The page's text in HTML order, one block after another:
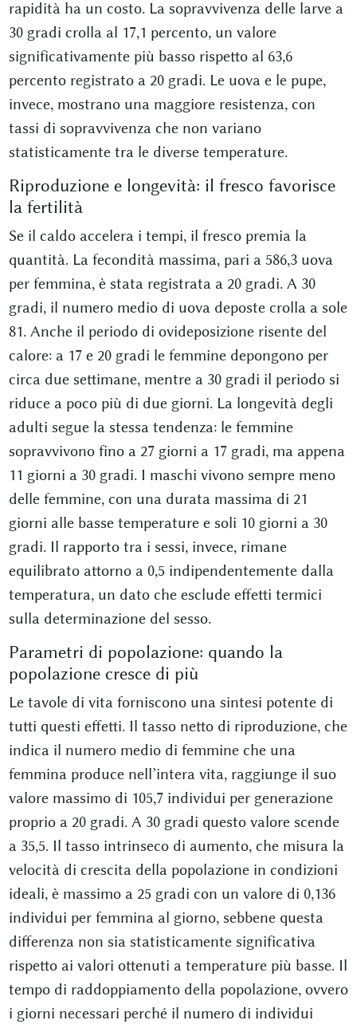
rapidità ha un costo. La sopravvivenza delle larve a
30 gradi crolla al 17,1 percento, un valore
significativamente più basso rispetto al 63,6
percento registrato a 20 gradi. Le uova e le pupe,
invece, mostrano una maggiore resistenza, con
tassi di sopravvivenza che non variano
statisticamente tra le diverse temperature.
Riproduzione e longevità: il fresco favorisce
la fertilità
Se il caldo accelera i tempi, il fresco premia la
quantità. La fecondità massima, pari a 586,3 uova
per femmina, è stata registrata a 20 gradi. A 30
gradi, il numero medio di uova deposte crolla a sole
81. Anche il periodo di ovideposizione risente del
calore: a 17 e 20 gradi le femmine depongono per
circa due settimane, mentre a 30 gradi il periodo si
riduce a poco più di due giorni. La longevità degli
adulti segue la stessa tendenza: le femmine
sopravvivono fino a 27 giorni a 17 gradi, ma appena
11 giorni a 30 gradi. I maschi vivono sempre meno
delle femmine, con una durata massima di 21
giorni alle basse temperature e soli 10 giorni a 30
gradi. Il rapporto tra i sessi, invece, rimane
equilibrato attorno a 0,5 indipendentemente dalla
temperatura, un dato che esclude effetti termici
sulla determinazione del sesso.
Parametri di popolazione: quando la
popolazione cresce di più
Le tavole di vita forniscono una sintesi potente di
tutti questi effetti. Il tasso netto di riproduzione, che
indica il numero medio di femmine che una
femmina produce nell’intera vita, raggiunge il suo
valore massimo di 105,7 individui per generazione
proprio a 20 gradi. A 30 gradi questo valore scende
a 35,5. Il tasso intrinseco di aumento, che misura la
velocità di crescita della popolazione in condizioni
ideali, è massimo a 25 gradi con un valore di 0,136
individui per femmina al giorno, sebbene questa
differenza non sia statisticamente significativa
rispetto ai valori ottenuti a temperature più basse. Il
tempo di raddoppiamento della popolazione, ovvero
i giorni necessari perché il numero di individui